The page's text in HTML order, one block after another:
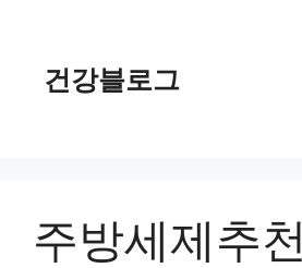
건강블로그
주방세제추천